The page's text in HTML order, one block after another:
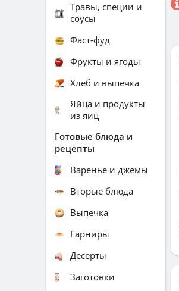
Травы, специи и
соусы
Фаст-фуд
Фрукты и ягоды
Хлеб и выпечка
Яйца и продукты
из яиц
Готовые блюда и
рецепты
Варенье и джемы
Вторые блюда
Выпечка
Гарниры
Десерты
Заготовки